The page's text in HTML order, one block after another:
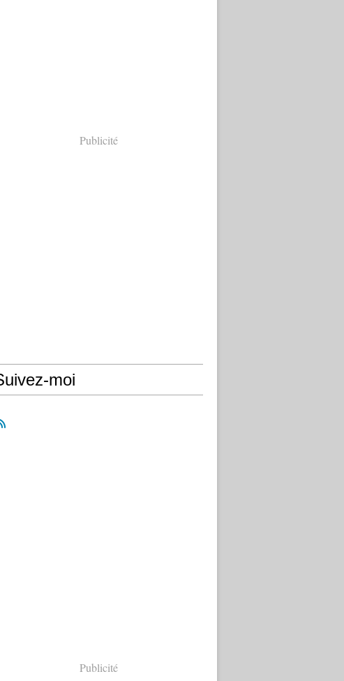
Publicité
moi
Publicité